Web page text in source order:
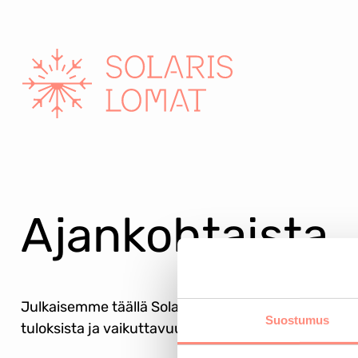
Suostumus
Ajankohtaista
Julkaisemme täällä Solaris-lomien ajankohtaisia
tuloksista ja vaikuttavuudesta.